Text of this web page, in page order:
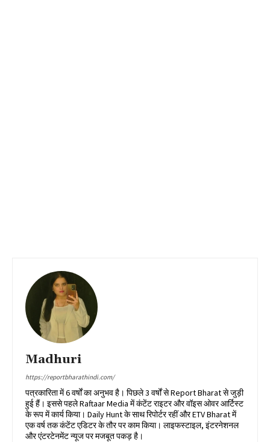
Madhuri
https://reportbharathindi.com/
पत्रकारिता में 6 वर्षों का अनुभव है। पिछले 3 वर्षों से Report Bharat से जुड़ी
हुई हैं। इससे पहले Raftaar Media में कंटेंट राइटर और वॉइस ओवर आर्टिस्ट
के रूप में कार्य किया। Daily Hunt के साथ रिपोर्टर रहीं और ETV Bharat में
एक वर्ष तक कंटेंट एडिटर के तौर पर काम किया। लाइफस्टाइल, इंटरनेशनल
और एंटरटेनमेंट न्यूज पर मजबूत पकड़ है।